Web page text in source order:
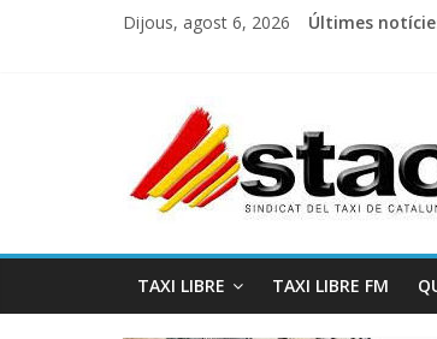
Dijous, agost 6, 2026 Últimes
TAXI LIBRE TAXI LIBRE FM